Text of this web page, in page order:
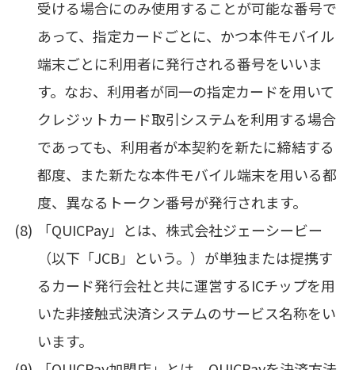
受ける場合にのみ使用することが可能な番号で
あって、指定カードごとに、かつ本件モバイル
端末ごとに利用者に発行される番号をいいま
す。なお、利用者が同一の指定カードを用いて
クレジットカード取引システムを利用する場合
であっても、利用者が本契約を新たに締結する
都度、また新たな本件モバイル端末を用いる都
度、異なるトークン番号が発行されます。
「QUICPay」とは、株式会社ジェーシービー
（以下「JCB」という。）が単独または提携す
るカード発行会社と共に運営するICチップを用
いた非接触式決済システムのサービス名称をい
います。